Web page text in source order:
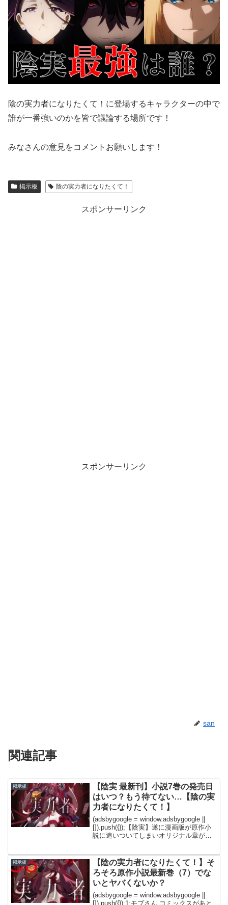
陰の実力者になりたくて！に登場するキャラクターの中で
誰が一番強いのかを皆で議論する場所です！
みなさんの意見をコメントお願いします！
掲示板 陰の実力者になりたくて！
スポンサーリンク
スポンサーリンク
san
関連記事
掲示板
【陰実 最新刊】小説7巻の発売日
はいつ？もう待てない…【陰の実
力者になりたくて！】
(adsbygoogle = window.adsbygoogle ||
[]).push({});【陰実】遂に漫画版が原作小
説に追いついてしまいオリジナル章がス
掲示板
【陰の実力者になりたくて！】そ
ろそろ原作小説最新巻（7）でな
いとヤバくないか？
(adsbygoogle = window.adsbygoogle ||
[]).push({});1:モブさん コミックスがあと